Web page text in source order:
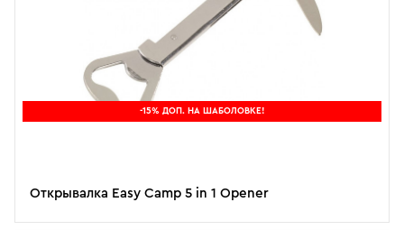
-15% ДОП. НА ШАБОЛОВКЕ!
Открывалка Easy Camp 5 in 1 Opener